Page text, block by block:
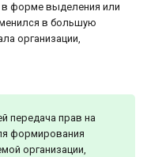
в форме выделения или
в большую
организации,
передача прав на
формирования
организации,